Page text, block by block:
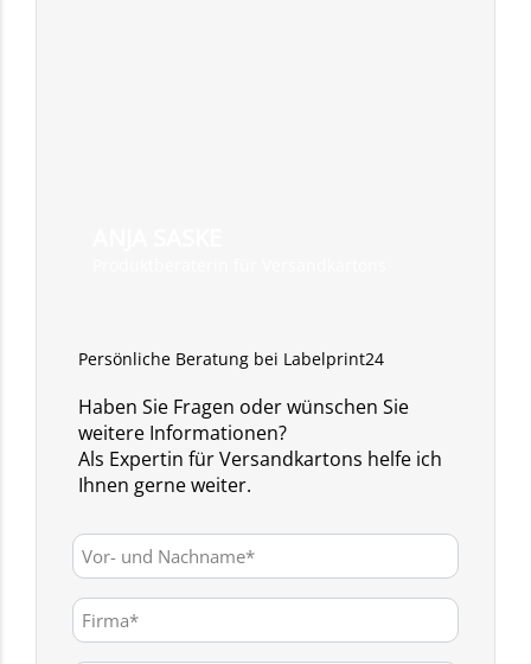
Persönliche Beratung bei Labelprint24
Haben Sie Fragen oder wünschen Sie
weitere Informationen?
Als Expertin für Versandkartons helfe ich
Ihnen gerne weiter.